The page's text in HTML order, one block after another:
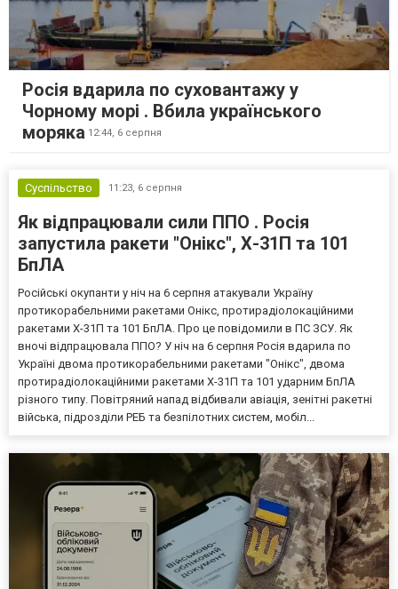
Росія вдарила по суховантажу у
Чорному морі . Вбила українського
моряка 12:44, 6 серпня
Суспільство 11:23, 6 серпня
Як відпрацювали сили ППО . Росія
запустила ракети "Онікс", Х-31П та 101
БпЛА
Російські окупанти у ніч на 6 серпня атакували Україну
протикорабельними ракетами Онікс, протирадіолокаційними
ракетами Х-31П та 101 БпЛА. Про це повідомили в ПС ЗСУ. Як
вночі відпрацювала ППО? У ніч на 6 серпня Росія вдарила по
Україні двома протикорабельними ракетами "Онікс", двома
протирадіолокаційними ракетами Х-31П та 101 ударним БпЛА
різного типу. Повітряний напад відбивали авіація, зенітні ракетні
війська, підрозділи РЕБ та безпілотних систем, мобіл...